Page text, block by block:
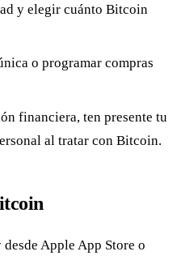
y elegir cuánto Bitcoin
o programar compras
financiera, ten presente tu
al tratar con Bitcoin.
Apple App Store o